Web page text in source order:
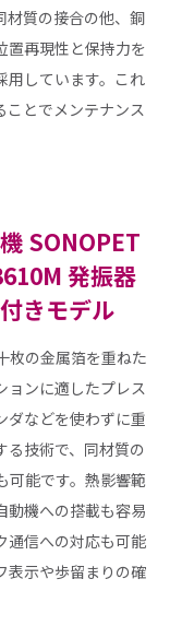
材質の接合の他、銅
置再現性と保持力を
用しています。これ
ことでメンテナンス
SONOPET
発振器
きモデル
枚の金属箔を重ねた
ョンに適したプレス
ダなどを使わずに重
る技術で、同材質の
可能です。熱影響範
動機への搭載も容易
通信への対応も可能
表示や歩留まりの確